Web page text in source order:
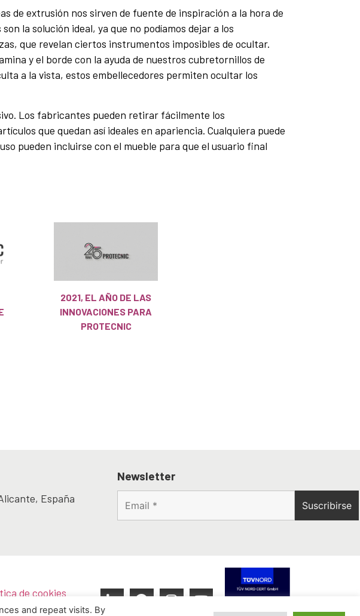
de extrusión nos sirven de fuente de inspiración a la hora de
la solución ideal, ya que no podíamos dejar a los
que revelan ciertos instrumentos imposibles de ocultar.
y el borde con la ayuda de nuestros cubretornillos de
a la vista, estos embellecedores permiten ocultar los
Los fabricantes pueden retirar fácilmente los
que quedan así ideales en apariencia. Cualquiera puede
pueden incluirse con el mueble para que el usuario final
2021, EL AÑO DE LAS
INNOVACIONES PARA
PROTECNIC
España
Newsletter
de cookies
and repeat visits. By